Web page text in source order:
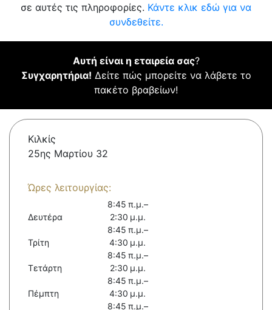
σε αυτές τις πληροφορίες. Κάντε κλικ εδώ για να
συνδεθείτε.
Αυτή είναι η εταιρεία σας?
Συγχαρητήρια! Δείτε πώς μπορείτε να λάβετε το
πακέτο βραβείων!
Κιλκίς
25ης Μαρτίου 32
Ώρες λειτουργίας:
Δευτέρα
8:45 π.μ.–
2:30 μ.μ.
Τρίτη
8:45 π.μ.–
4:30 μ.μ.
Τετάρτη
8:45 π.μ.–
2:30 μ.μ.
Πέμπτη
8:45 π.μ.–
4:30 μ.μ.
8:45 π.μ.–